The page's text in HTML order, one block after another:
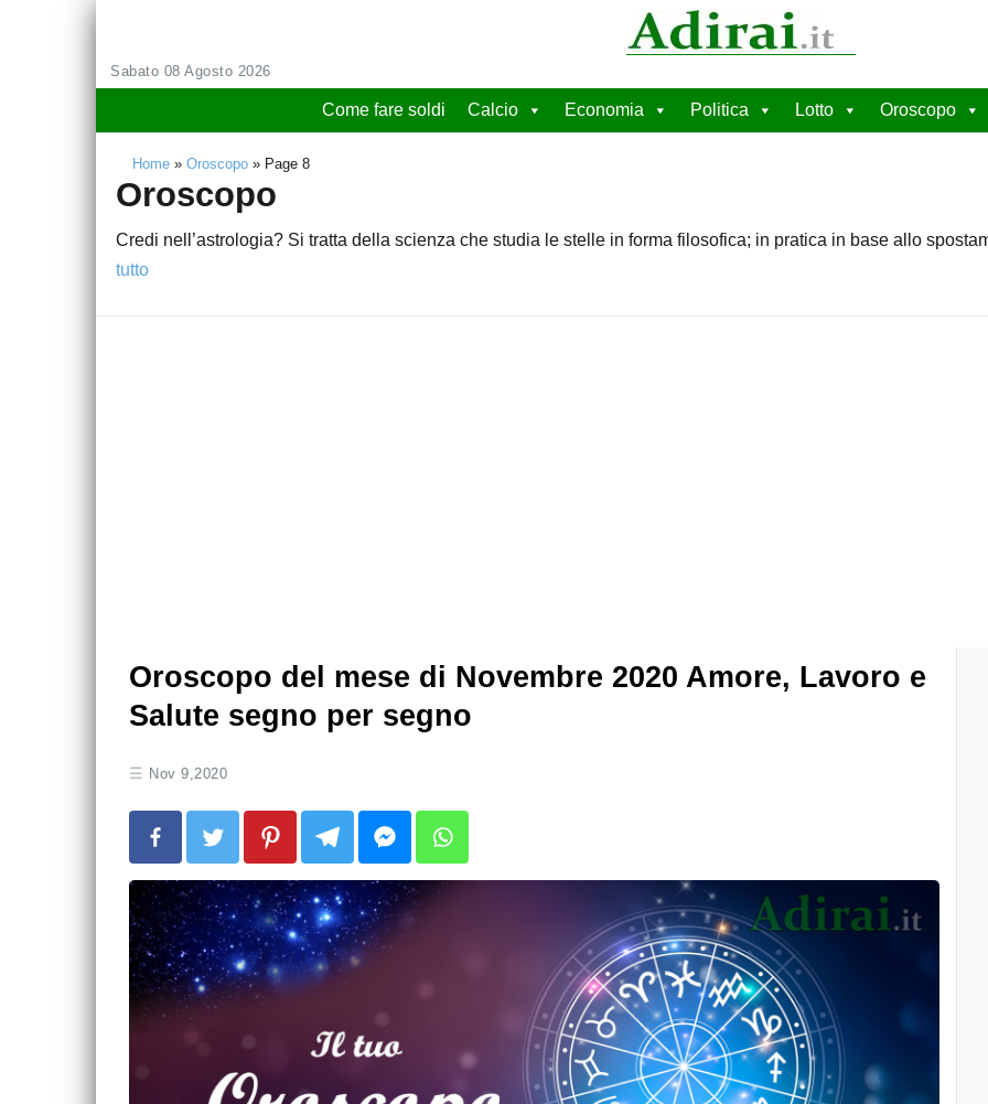
Sabato 08 Agosto 2026
Come fare soldi Calcio Economia Politica Lotto Oroscopo
Home » Oroscopo » Page 8
Oroscopo
Credi nell’astrologia? Si tratta della scienza che studia le stelle in forma filosofica; in pratica in base allo
tutto
Oroscopo del mese di Novembre 2020 Amore, Lavoro e
Salute segno per segno
Nov 9,2020